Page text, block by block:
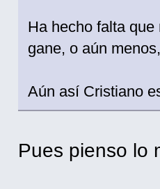
Ha hecho falta
gane, o aún
Aún así Cristiano
Pues pienso lo